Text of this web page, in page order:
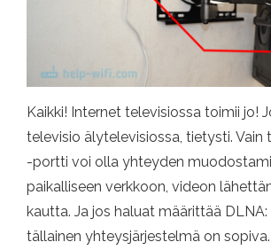
Kaikki! Internet televisiossa toimii jo!
televisio älytelevisiossa, tietysti. Vain
-portti voi olla yhteyden
paikalliseen verkkoon, videon
kautta. Ja jos haluat määrittää DLNA:
tällainen yhteysjärjestelmä on sopiva.